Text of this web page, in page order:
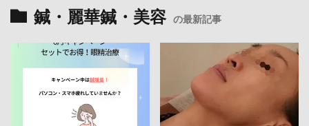
鍼・麗華鍼・美容 の最新記事